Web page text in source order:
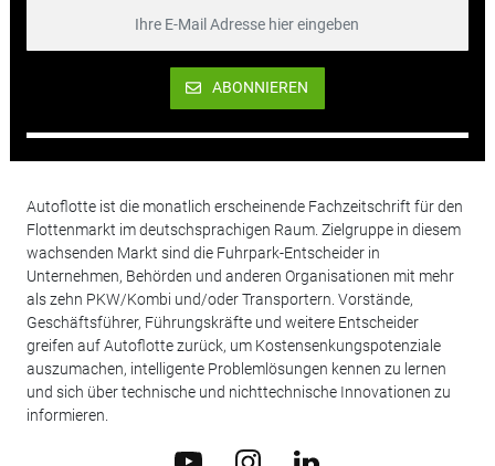
ABONNIEREN
Autoflotte ist die monatlich erscheinende Fachzeitschrift für den
Flottenmarkt im deutschsprachigen Raum. Zielgruppe in diesem
wachsenden Markt sind die Fuhrpark-Entscheider in
Unternehmen, Behörden und anderen Organisationen mit mehr
als zehn PKW/Kombi und/oder Transportern. Vorstände,
Geschäftsführer, Führungskräfte und weitere Entscheider
greifen auf Autoflotte zurück, um Kostensenkungspotenziale
auszumachen, intelligente Problemlösungen kennen zu lernen
und sich über technische und nichttechnische Innovationen zu
informieren.